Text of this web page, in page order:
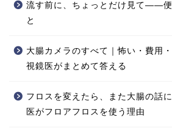
流す前に、ちょっとだけ見て——便
と
大腸カメラのすべて｜怖い・費用
視鏡医がまとめて答える
フロスを変えたら、また大腸の話
医がフロアフロスを使う理由